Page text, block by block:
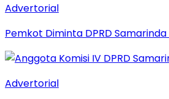
Advertorial
Pemkot Diminta DPRD
Advertorial